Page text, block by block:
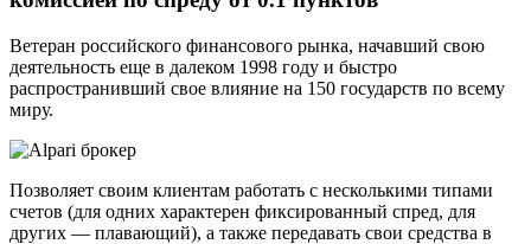
Ветеран российского финансового рынка, начавший свою
деятельность еще в далеком 1998 году и быстро
распространивший свое влияние на 150 государств по всему
миру.
Позволяет своим клиентам работать с несколькими типами
счетов (для одних характерен фиксированный спред, для
других — плавающий), а также передавать свои средства в